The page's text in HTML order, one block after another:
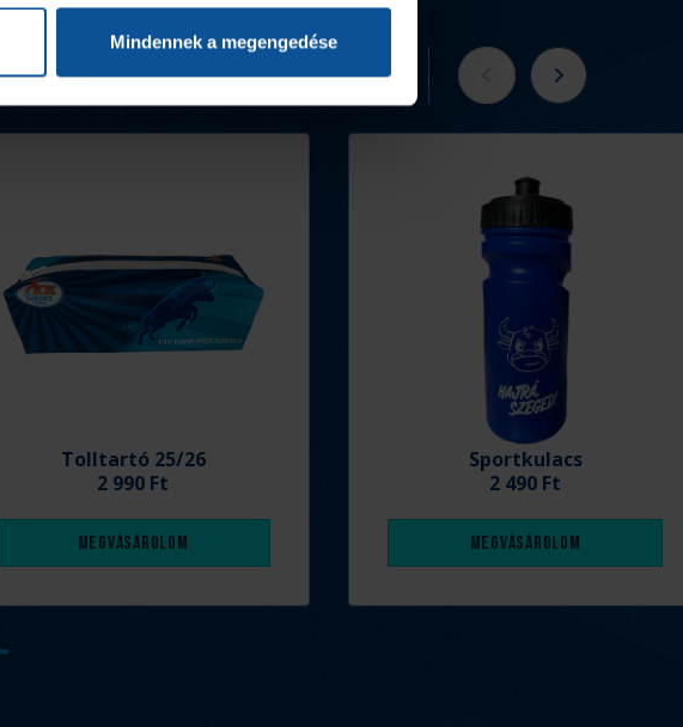
Mindennek a megengedése
Tovább a webshopra
Tolltartó 25/26
2 990 Ft
Megvásárolom
Sportkulacs
2 490 Ft
Megvásárolom